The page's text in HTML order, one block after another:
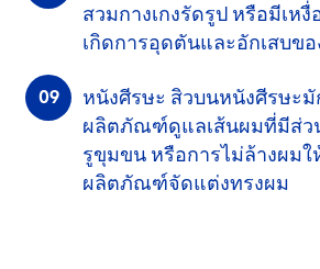
สวมกางเกงรัดรูป หรือมีเห
เกิดการอุดตันและอักเสบข
หนังศีรษะ สิวบนหนังศีรษะมั
ผลิตภัณฑ์ดูแลเส้นผมที่มีส่
รูขุมขน หรือการไม่ล้างผม
ผลิตภัณฑ์จัดแต่งทรงผม